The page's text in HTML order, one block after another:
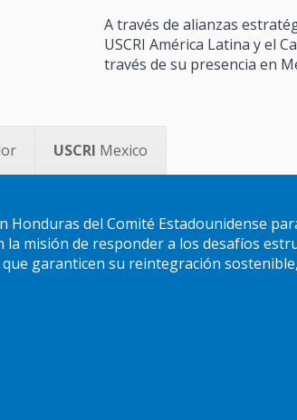
A través de alianzas
USCRI América Latina y el
través de su presencia en
USCRI Mexico
Honduras del Comité Estadounidense
la misión de responder a los desafíos
garanticen su reintegración